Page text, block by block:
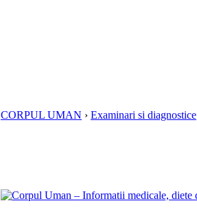
CORPUL UMAN › Examinari si diagnostice